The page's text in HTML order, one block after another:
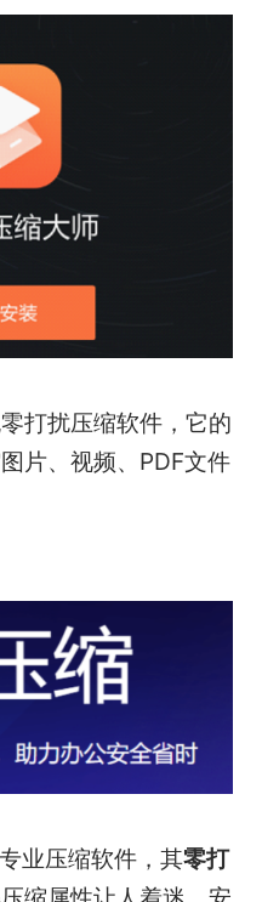
打扰压缩软件，它的
片、视频、PDF文件
业压缩软件，其零打